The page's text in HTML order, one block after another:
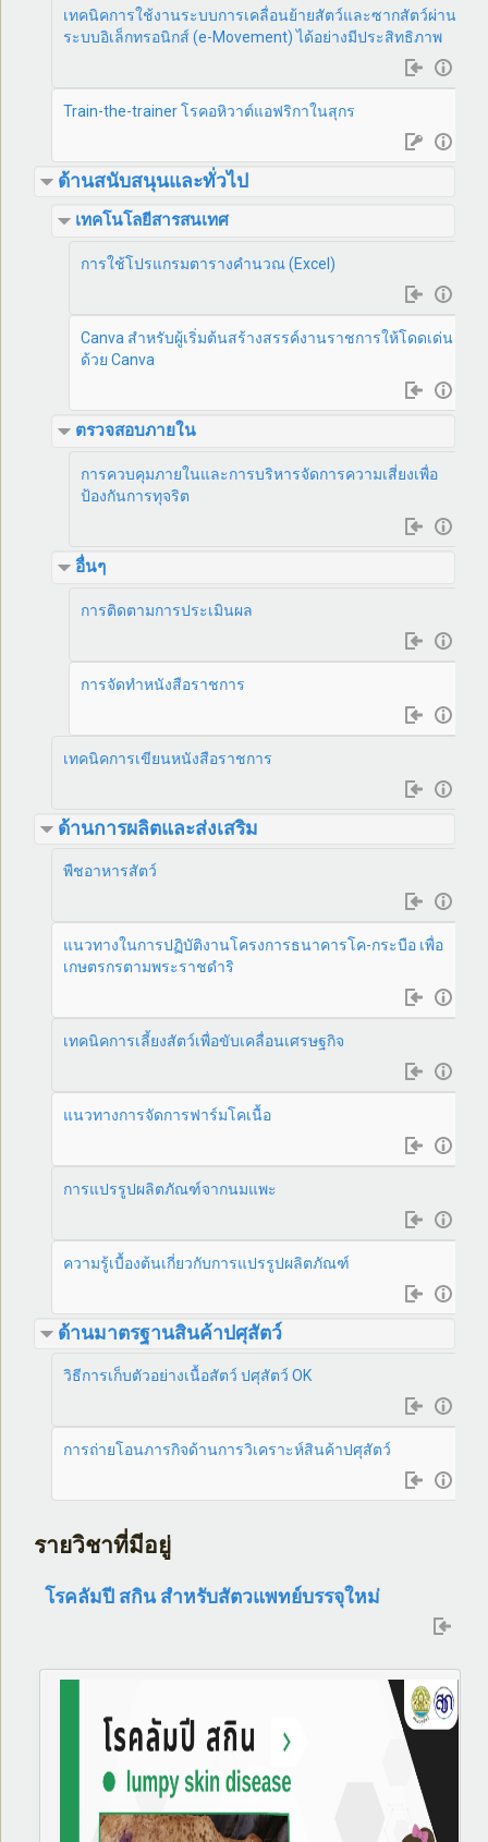
เทคนิคการใช้งานระบบการเคลื่อนย้ายสัตว์และซากสัตว์ผ่าน
ระบบอิเล็กทรอนิกส์ (e-Movement) ได้อย่างมีประสิทธิภาพ
Train-the-trainer โรคอหิวาต์แอฟริกาในสุกร
ด้านสนับสนุนและทั่วไป
เทคโนโลยีสารสนเทศ
การใช้โปรแกรมตารางคำนวณ (Excel)
Canva สำหรับผู้เริ่มต้นสร้างสรรค์งานราชการให้โดดเด่น
ด้วย Canva
ตรวจสอบภายใน
การควบคุมภายในและการบริหารจัดการความเสี่ยงเพื่อ
ป้องกันการทุจริต
อื่นๆ
การติดตามการประเมินผล
การจัดทำหนังสือราชการ
เทคนิคการเขียนหนังสือราชการ
ด้านการผลิตและส่งเสริม
พืชอาหารสัตว์
แนวทางในการปฏิบัติงานโครงการธนาคารโค-กระบือ เพื่อ
เกษตรกรตามพระราชดำริ
เทคนิคการเลี้ยงสัตว์เพื่อขับเคลื่อนเศรษฐกิจ
แนวทางการจัดการฟาร์มโคเนื้อ
การแปรรูปผลิตภัณฑ์จากนมแพะ
ความรู้เบื้องต้นเกี่ยวกับการแปรรูปผลิตภัณฑ์
ด้านมาตรฐานสินค้าปศุสัตว์
วิธีการเก็บตัวอย่างเนื้อสัตว์ ปศุสัตว์ OK
การถ่ายโอนภารกิจด้านการวิเคราะห์สินค้าปศุสัตว์
รายวิชาที่มีอยู่
โรคลัมปี สกิน สำหรับสัตวแพทย์บรรจุใหม่